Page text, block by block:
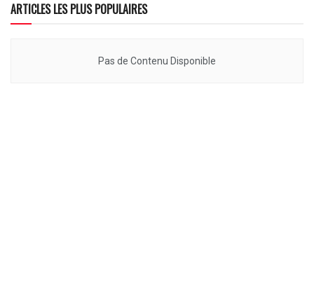
ARTICLES LES PLUS POPULAIRES
Pas de Contenu Disponible